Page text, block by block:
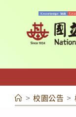
容
> 校園公告 >